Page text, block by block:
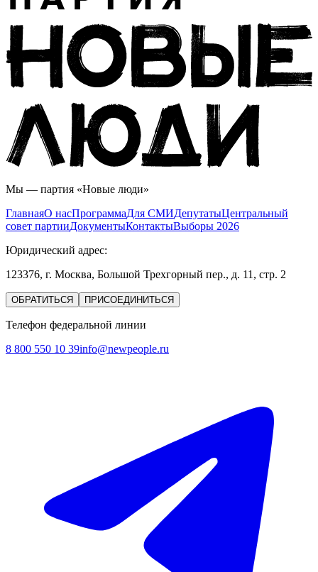
Мы — партия «Новые люди»
ГлавнаяО насПрограммаДля СМИДeпутатыЦентральный
совет партииДокументыКонтактыВыборы 2026
Юридический адрес:
123376, г. Москва, Большой Трехгорный пер., д. 11, стр. 2
ОБРАТИТЬСЯ ПРИСОЕДИНИТЬСЯ
Телефон федеральной линии
8 800 550 10 39info@newpeople.ru